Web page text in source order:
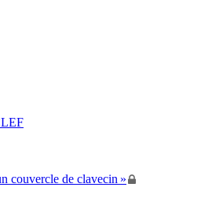
couvercle de clavecin »